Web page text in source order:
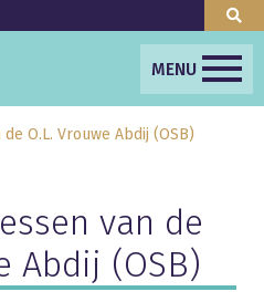
MENU
O.L. Vrouwe Abdij (OSB)
van de
Abdij (OSB)